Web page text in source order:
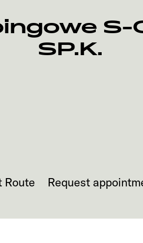
S-
SP.K.
Route Request